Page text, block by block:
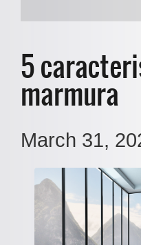
5
marmura
March 31,